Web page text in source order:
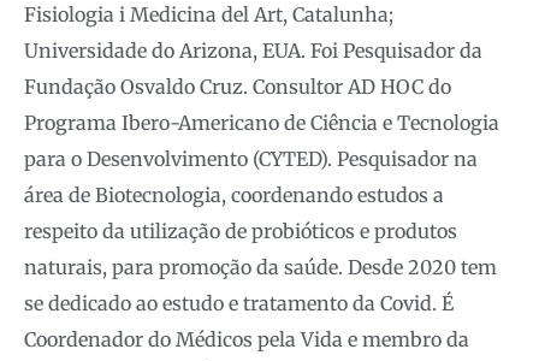
Fisiologia i Medicina del Art, Catalunha;
Universidade do Arizona, EUA. Foi Pesquisador da
Fundação Osvaldo Cruz. Consultor AD HOC do
Programa Ibero-Americano de Ciência e Tecnologia
para o Desenvolvimento (CYTED). Pesquisador na
área de Biotecnologia, coordenando estudos a
respeito da utilização de probióticos e produtos
naturais, para promoção da saúde. Desde 2020 tem
se dedicado ao estudo e tratamento da Covid. É
Coordenador do Médicos pela Vida e membro da